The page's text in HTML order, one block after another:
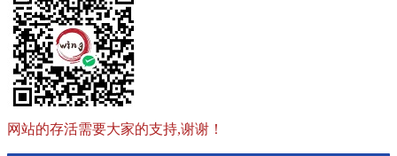
网站的存活需要大家的支持,谢谢！